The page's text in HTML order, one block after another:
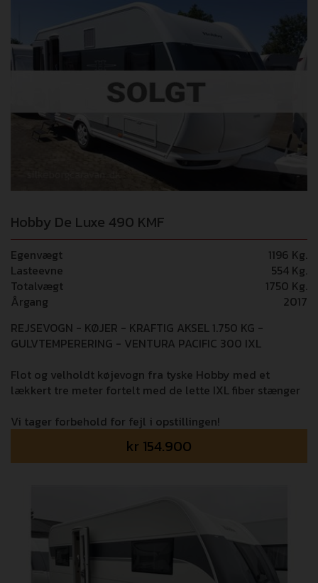
Hobby De Luxe 490 KMF
Egenvægt
1196 Kg.
Lasteevne
554 Kg.
Totalvægt
1750 Kg.
Årgang
2017
REJSEVOGN - KØJER - KRAFTIG AKSEL 1.750 KG -
GULVTEMPERERING - VENTURA PACIFIC 300 IXL
Flot og velholdt køjevogn fra tyske Hobby med et
lækkert tre meter fortelt med de lette IXL fiber stænger
Vi tager forbehold for fejl i opstillingen!
kr 154.900